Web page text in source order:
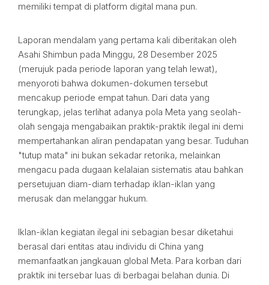
memiliki tempat di platform digital mana pun.
Laporan mendalam yang pertama kali diberitakan oleh
Asahi Shimbun pada Minggu, 28 Desember 2025
(merujuk pada periode laporan yang telah lewat),
menyoroti bahwa dokumen-dokumen tersebut
mencakup periode empat tahun. Dari data yang
terungkap, jelas terlihat adanya pola Meta yang seolah-
olah sengaja mengabaikan praktik-praktik ilegal ini demi
mempertahankan aliran pendapatan yang besar. Tuduhan
"tutup mata" ini bukan sekadar retorika, melainkan
mengacu pada dugaan kelalaian sistematis atau bahkan
persetujuan diam-diam terhadap iklan-iklan yang
merusak dan melanggar hukum.
Iklan-iklan kegiatan ilegal ini sebagian besar diketahui
berasal dari entitas atau individu di China yang
memanfaatkan jangkauan global Meta. Para korban dari
praktik ini tersebar luas di berbagai belahan dunia. Di